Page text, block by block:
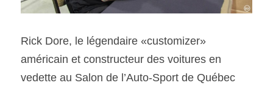
Rick Dore, le légendaire «customizer»
américain et constructeur des voitures en
vedette au Salon de l’Auto-Sport de Québec